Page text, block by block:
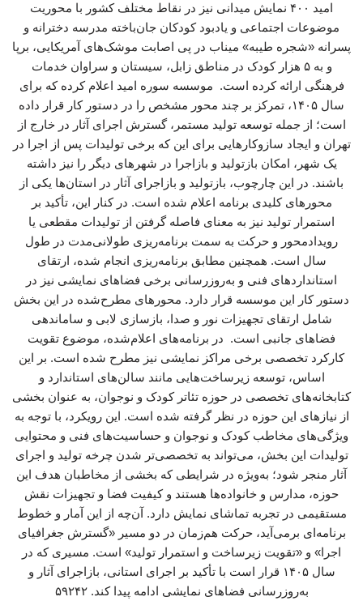
امید ۴۰۰ نمایش میدانی نیز در نقاط مختلف کشور با محوریت
موضوعات اجتماعی و یادبود کودکان جان‌باخته مدرسه دخترانه و
پسرانه «شجره طیبه» میناب در پی اصابت موشک‌های آمریکایی، برپا
و به ۵ هزار کودک در مناطق زابل، سیستان و سراوان خدمات
فرهنگی ارائه کرده است. موسسه سوره امید اعلام کرده که برای
سال ۱۴۰۵، تمرکز بر چند محور مشخص را در دستور کار قرار داده
است؛ از جمله توسعه تولید مستمر، گسترش اجرای آثار در خارج از
تهران و ایجاد سازوکارهایی برای این که برخی تولیدات پس از اجرا در
یک شهر، امکان بازتولید و بازاجرا در شهرهای دیگر را نیز داشته
باشند. در این چارچوب، بازتولید و بازاجرای آثار در استان‌ها یکی از
محورهای کلیدی برنامه اعلام‌ شده است. در کنار این، تأکید بر
استمرار تولید نیز به معنای فاصله گرفتن از تولیدات مقطعی یا
رویدادمحور و حرکت به سمت برنامه‌ریزی طولانی‌مدت در طول
سال است. همچنین مطابق برنامه‌ریزی انجام شده، ارتقای
استانداردهای فنی و به‌روزرسانی برخی فضاهای نمایشی نیز در
دستور کار این موسسه قرار دارد. محورهای مطرح‌شده در این بخش
شامل ارتقای تجهیزات نور و صدا، بازسازی لابی و ساماندهی
فضاهای جانبی است. در برنامه‌های اعلام‌شده، موضوع تقویت
کارکرد تخصصی برخی مراکز نمایشی نیز مطرح شده است. بر این
اساس، توسعه زیرساخت‌هایی مانند سالن‌های استاندارد و
کتابخانه‌های تخصصی در حوزه تئاتر کودک و نوجوان، به عنوان بخشی
از نیازهای این حوزه در نظر گرفته شده است. این رویکرد، با توجه به
ویژگی‌های مخاطب کودک و نوجوان و حساسیت‌های فنی و محتوایی
تولیدات این بخش، می‌تواند به تخصصی‌تر شدن چرخه تولید و اجرای
آثار منجر شود؛ به‌ویژه در شرایطی که بخشی از مخاطبان هدف این
حوزه، مدارس و خانواده‌ها هستند و کیفیت فضا و تجهیزات نقش
مستقیمی در تجربه تماشای نمایش دارد. آن‌چه از این آمار و خطوط
برنامه‌ای برمی‌آید، حرکت هم‌زمان در دو مسیر «گسترش جغرافیای
اجرا» و «تقویت زیرساخت و استمرار تولید» است. مسیری که در
سال ۱۴۰۵ قرار است با تأکید بر اجرای استانی، بازاجرای آثار و
به‌روزرسانی فضاهای نمایشی ادامه پیدا کند. ۵۹۲۴۲